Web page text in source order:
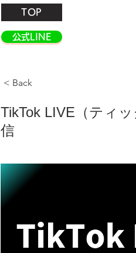
TOP
公式LINE
< Back
TikTok LIVE（ティ
信